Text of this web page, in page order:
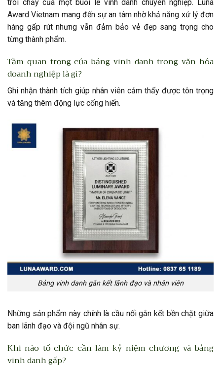
trôi chảy của một buổi lễ vinh danh chuyên nghiệp. Luna
Award Vietnam mang đến sự an tâm nhờ khả năng xử lý đơn
hàng gấp rút nhưng vẫn đảm bảo vẻ đẹp sang trọng cho
từng thành phẩm.
Tầm quan trọng của bảng vinh danh trong văn hóa
doanh nghiệp là gì?
Ghi nhận thành tích giúp nhân viên cảm thấy được tôn trọng
và tăng thêm động lực cống hiến.
Bảng vinh danh gắn kết lãnh đạo và nhân viên
Những sản phẩm này chính là cầu nối gắn kết bền chặt giữa
ban lãnh đạo và đội ngũ nhân sự.
Khi nào tổ chức cần làm kỷ niệm chương và bảng
vinh danh gấp?